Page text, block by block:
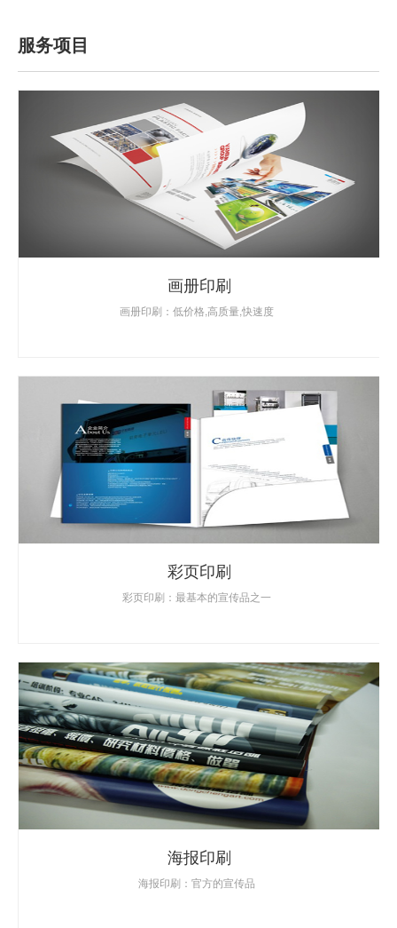
服务项目
画册印刷
画册印刷：低价格,高质量,快速度
彩页印刷
彩页印刷：最基本的宣传品之一
海报印刷
海报印刷：官方的宣传品